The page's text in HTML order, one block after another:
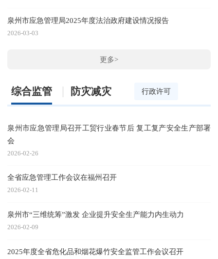
泉州市应急管理局2025年度法治政府建设情况报告
2026-03-03
更多>
综合监管 防灾减灾 行政许可
泉州市应急管理局召开工贸行业春节后 复工复产安全生产部署
会
2026-02-26
全省应急管理工作会议在福州召开
2026-02-11
泉州市“三维统筹”激发 企业提升安全生产能力内生动力
2026-02-09
2025年度全省危化品和烟花爆竹安全监管工作会议召开